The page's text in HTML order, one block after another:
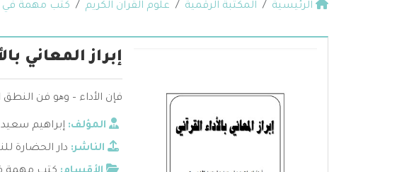
الرئيسية المكتبة الرقمية علوم القرآن الكريم كتب مهمة في
إبراز المعاني
فإن الأداء – وھو فن
المؤلف: إبراهيم
الناشر: دار الحضارة